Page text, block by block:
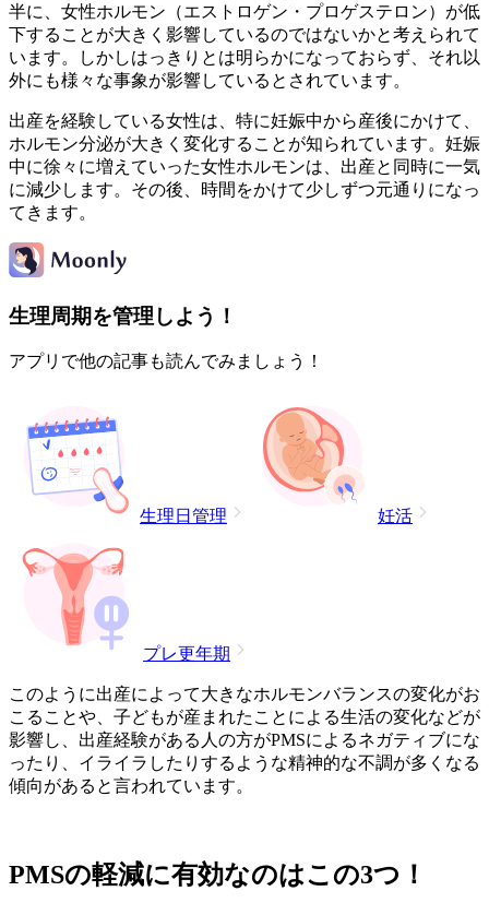
半に、女性ホルモン（エストロゲン・プロゲステロン）が低
下することが大きく影響しているのではないかと考えられて
います。しかしはっきりとは明らかになっておらず、それ以
外にも様々な事象が影響しているとされています。
出産を経験している女性は、特に妊娠中から産後にかけて、
ホルモン分泌が大きく変化することが知られています。妊娠
中に徐々に増えていった女性ホルモンは、出産と同時に一気
に減少します。その後、時間をかけて少しずつ元通りになっ
てきます。
生理周期を管理しよう！
アプリで他の記事も読んでみましょう！
生理日管理 妊活
プレ更年期
このように出産によって大きなホルモンバランスの変化がお
こることや、子どもが産まれたことによる生活の変化などが
影響し、出産経験がある人の方がPMSによるネガティブにな
ったり、イライラしたりするような精神的な不調が多くなる
傾向があると言われています。
PMSの軽減に有効なのはこの3つ！